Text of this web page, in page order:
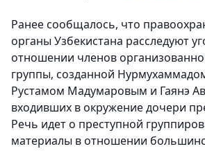
Ранее сообщалось, что
органы Узбекистана расследуют
отношении членов
группы, созданной
Рустамом Мадумаровым и Гаянэ
входивших в окружение дочери
Речь идет о преступной
материалы в отношении